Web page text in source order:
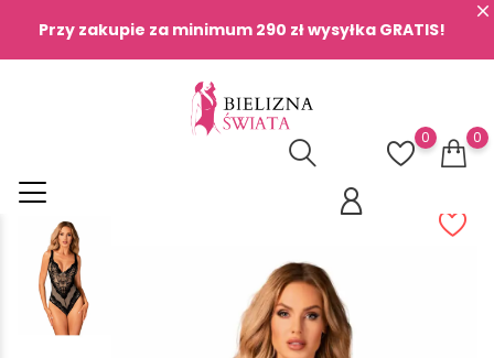
Przy zakupie za minimum 290 zł wysyłka GRATIS!
0
0